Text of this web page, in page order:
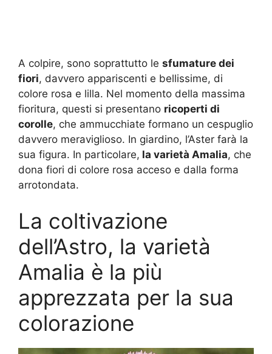
A colpire, sono soprattutto le sfumature dei
fiori, davvero appariscenti e bellissime, di
colore rosa e lilla. Nel momento della massima
fioritura, questi si presentano ricoperti di
corolle, che ammucchiate formano un cespuglio
davvero meraviglioso. In giardino, l’Aster farà la
sua figura. In particolare, la varietà Amalia, che
dona fiori di colore rosa acceso e dalla forma
arrotondata.
La coltivazione
dell’Astro, la varietà
Amalia è la più
apprezzata per la sua
colorazione